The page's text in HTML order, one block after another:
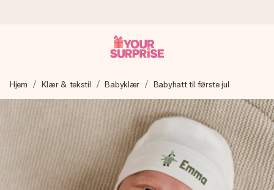
Vi lager dine gaver med omtanke og sender den avgårde så
raskt som mulig - slik at du kan gi gaven i tide, når den betyr
aller mest.
4,5 (basert på +15 000 anmeldelser)
Gavene våre inspirerer. Kundene gir oss 4,5 på Google
Hjem Klær & tekstil Babyklær Babyhatt til første jul